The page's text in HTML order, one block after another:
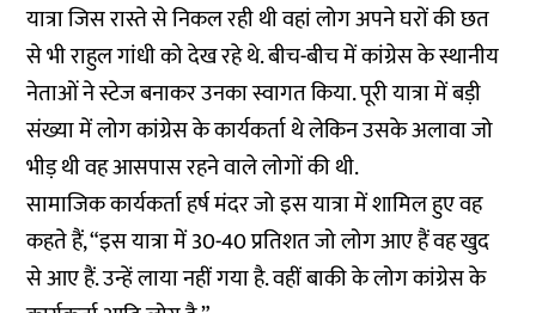
यात्रा जिस रास्ते से निकल रही थी वहां लोग अपने घरों की छत
से भी राहुल गांधी को देख रहे थे. बीच-बीच में कांग्रेस के स्थानीय
नेताओं ने स्टेज बनाकर उनका स्वागत किया. पूरी यात्रा में बड़ी
संख्या में लोग कांग्रेस के कार्यकर्ता थे लेकिन उसके अलावा जो
भीड़ थी वह आसपास रहने वाले लोगों की थी.
सामाजिक कार्यकर्ता हर्ष मंदर जो इस यात्रा में शामिल हुए वह
कहते हैं, “इस यात्रा में 30-40 प्रतिशत जो लोग आए हैं वह खुद
से आए हैं. उन्हें लाया नहीं गया है. वहीं बाकी के लोग कांग्रेस के